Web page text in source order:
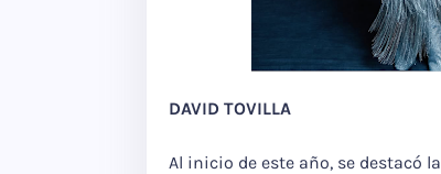
DAVID TOVILLA
Al inicio de este año, se destacó la